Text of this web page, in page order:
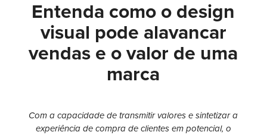
Entenda como o design
visual pode alavancar
vendas e o valor de uma
marca
Com a capacidade de transmitir valores e sintetizar a
experiência de compra de clientes em potencial, o